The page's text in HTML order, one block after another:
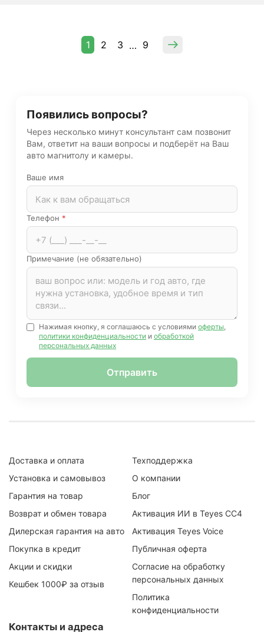
1 2 3 … 9
Появились вопросы?
Через несколько минут консультант сам позвонит
Вам, ответит на ваши вопросы и подберёт на Ваш
авто магнитолу и камеры.
Ваше имя
Телефон *
Примечание (не обязательно)
Нажимая кнопку, я соглашаюсь с условиями оферты,
политики конфиденциальности и обработкой
персональных данных
Отправить
Доставка и оплата
Установка и самовывоз
Гарантия на товар
Возврат и обмен товара
Дилерская гарантия на авто
Покупка в кредит
Акции и скидки
Кешбек 1000₽ за отзыв
Техподдержка
О компании
Блог
Активация ИИ в Teyes CC4
Активация Teyes Voice
Публичная оферта
Согласие на обработку
персональных данных
Политика
конфиденциальности
Контакты и адреса